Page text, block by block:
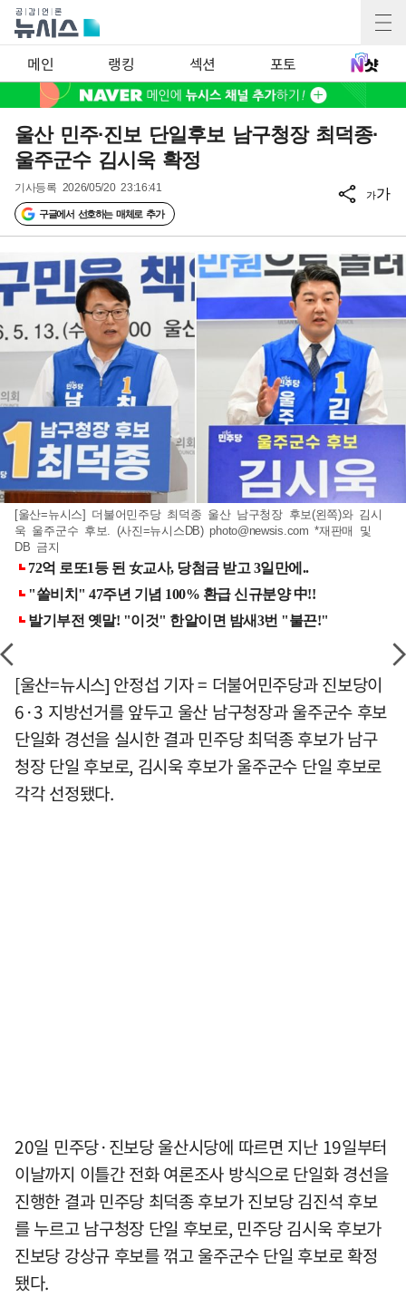
메인 랭킹 섹션 포토
울산 민주·진보 단일후보 남구청장 최덕종·
울주군수 김시욱 확정
기사등록 2026/05/20 23:16:41
구글에서 선호하는 매체로 추가
가가
[울산=뉴시스] 더불어민주당 최덕종 울산 남구청장 후보(왼쪽)와 김시
욱 울주군수 후보. (사진=뉴시스DB)photo@newsis.com *재판매 및
DB 금지
[울산=뉴시스] 안정섭 기자 = 더불어민주당과 진보당이
6·3 지방선거를 앞두고 울산 남구청장과 울주군수 후보
단일화 경선을 실시한 결과 민주당 최덕종 후보가 남구
청장 단일 후보로, 김시욱 후보가 울주군수 단일 후보로
각각 선정됐다.
20일 민주당·진보당 울산시당에 따르면 지난 19일부터
이날까지 이틀간 전화 여론조사 방식으로 단일화 경선을
진행한 결과 민주당 최덕종 후보가 진보당 김진석 후보
를 누르고 남구청장 단일 후보로, 민주당 김시욱 후보가
진보당 강상규 후보를 꺾고 울주군수 단일 후보로 확정
됐다.